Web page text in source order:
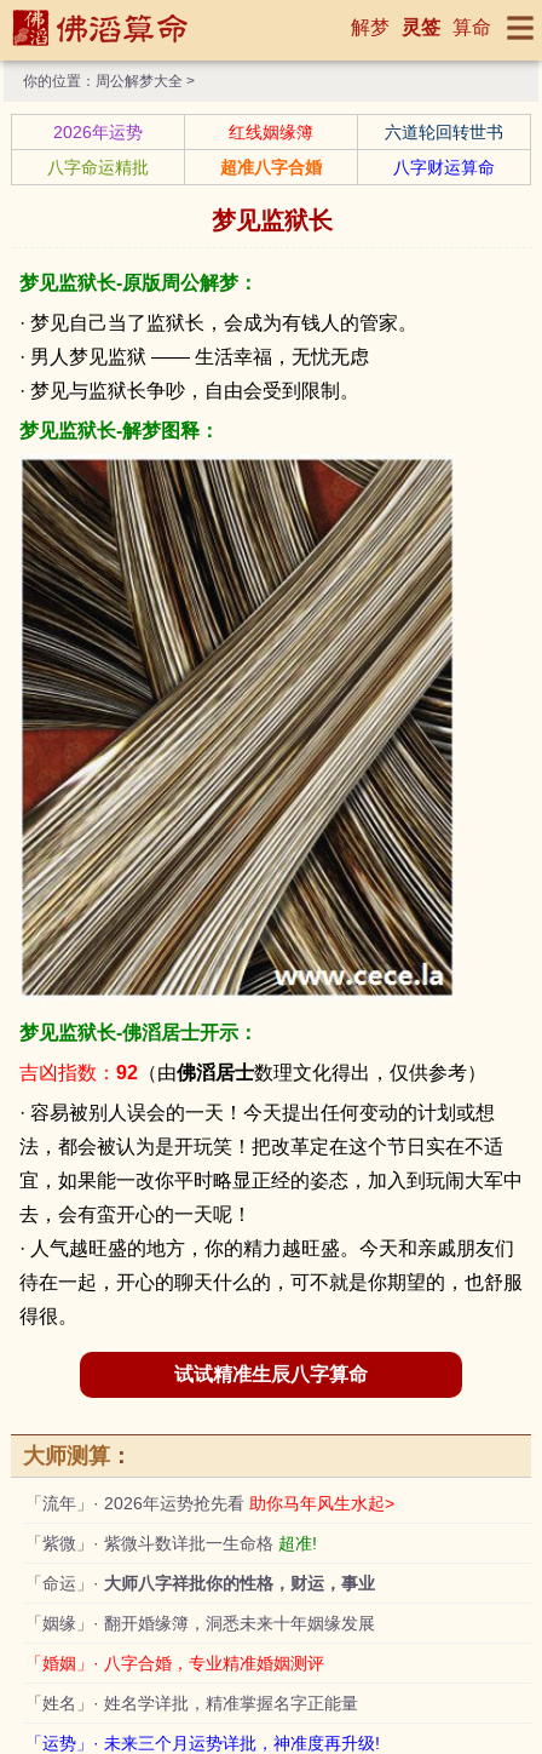
解梦 灵签 算命
你的位置： 周公解梦大全 >
2026年运势 红线姻缘簿
六道轮回转世书
八字命运精批
超准八字合婚 八字财运算命
梦见监狱长
梦见监狱长-原版周公解梦：
· 梦见自己当了监狱长，会成为有钱人的管家。
· 男人梦见监狱 —— 生活幸福，无忧无虑
· 梦见与监狱长争吵，自由会受到限制。
梦见监狱长-解梦图释：
梦见监狱长-佛滔居士开示：
吉凶指数： 92 （由佛滔居士数理文化得出，仅供参考）
· 容易被别人误会的一天！今天提出任何变动的计划或想
法，都会被认为是开玩笑！把改革定在这个节日实在不适
宜，如果能一改你平时略显正经的姿态，加入到玩闹大军中
去，会有蛮开心的一天呢！
· 人气越旺盛的地方，你的精力越旺盛。今天和亲戚朋友们
待在一起，开心的聊天什么的，可不就是你期望的，也舒服
得很。
试试精准生辰八字算命
大师测算：
「流年」· 2026年运势抢先看 助你马年风生水起>
「紫微」· 紫微斗数详批一生命格 超准!
「命运」· 大师八字祥批你的性格，财运，事业
「姻缘」· 翻开婚缘簿，洞悉未来十年姻缘发展
「婚姻」· 八字合婚，专业精准婚姻测评
「姓名」· 姓名学详批，精准掌握名字正能量
「运势」· 未来三个月运势详批，神准度再升级!